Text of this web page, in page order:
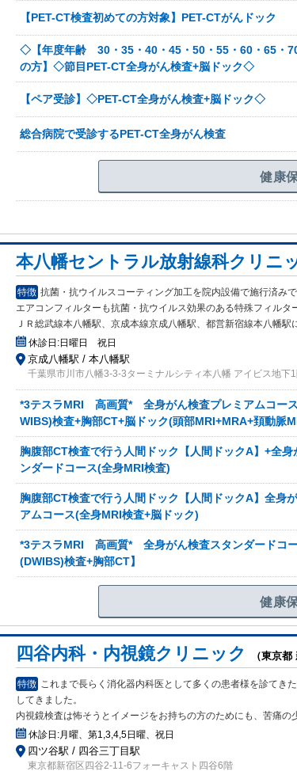
【PET-CT検査初めての方対象】PET-CTがんドック
◇【年度年齢 30・35・40・45・50・55・60・65・
の方】◇節目PET-CT全身がん検査+脳ドック◇
【ペア受診】◇PET-CT全身がん検査+脳ドック◇
総合病院で受診するPET-CT全身がん検査
健康
本八幡セントラル放射線科クリニ
特徴 抗菌・抗ウイルスコーティング加工を院内設備で施行済み
エアコンフィルターも抗菌・抗ウイルス効果のある特殊フィルタ
ＪＲ総武線本八幡駅、京成本線京成八幡駅、都営新宿線本八幡駅
休診日:日曜日 祝日
京成八幡駅 / 本八幡駅
千葉県市川市八幡3-3-3ターミナルシティ本八幡 アイビス地下
*3テスラMRI 高画質* 全身がん検査プレミアムコー
WIBS)検査+胸部CT+脳ドック(頭部MRI+MRA+頚動脈
胸腹部CT検査で行う人間ドック【人間ドックA】+全身
ンダードコース(全身MRI検査)
胸腹部CT検査で行う人間ドック【人間ドックA】全身
アムコース(全身MRI検査+脳ドック)
*3テスラMRI 高画質* 全身がん検査スタンダードコ
(DWIBS)検査+胸部CT】
健康
四谷内科・内視鏡クリニック （東京都
特徴 これまで長らく消化器内科医として多くの患者様を診てき
して きました。
内視鏡検査は怖そうとイメージをお持ちの方のためにも、苦痛の
休診日:月曜、第1,3,4,5日曜、祝日
四ツ谷駅 / 四谷三丁目駅
東京都新宿区四谷2-11-6フォーキャスト四谷6階